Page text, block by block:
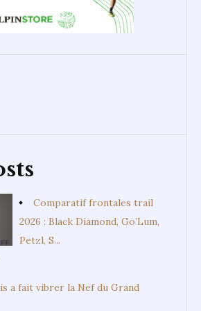
Comparatif frontales trail
2026 : Black Diamond, Go’Lum,
Petzl, S...
a fait vibrer la Nef du Grand